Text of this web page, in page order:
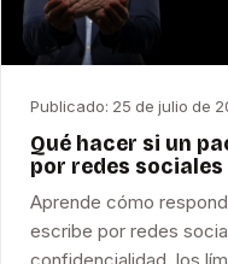
Publicado: 25 de julio de
Qué hacer si un
por redes sociales
Aprende cómo
escribe por redes
confidencialidad, los